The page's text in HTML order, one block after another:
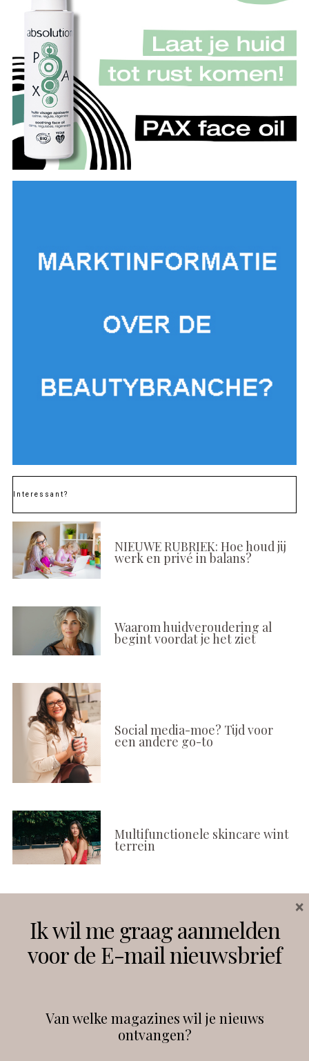
Interessant?
NIEUWE RUBRIEK: Hoe houd jij
werk en privé in balans?
Waarom huidveroudering al
begint voordat je het ziet
Social media-moe? Tijd voor
een andere go-to
Multifunctionele skincare wint
terrein
Instagram Facebook
debeautyprofessional
Ik wil me graag aanmelden
voor de E-mail nieuwsbrief
Van welke magazines wil je nieuws
ontvangen?
×